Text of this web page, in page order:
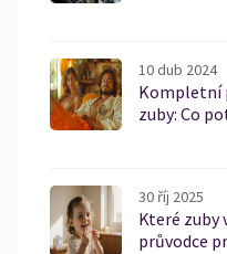
10 dub 2024
Kompletní
zuby: Co
30 říj 2025
Které zuby
průvodce